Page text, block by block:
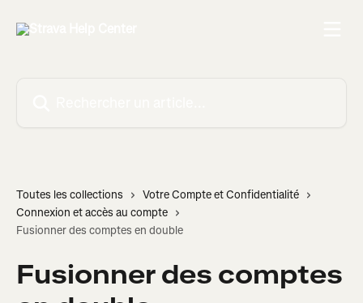
Toutes les collections
Votre Compte et Confidentialité
Connexion et accès au compte
Fusionner des comptes en double
Fusionner des comptes